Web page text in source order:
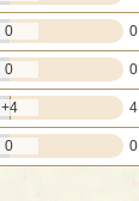
0 0
0 0
+4 4
0 0